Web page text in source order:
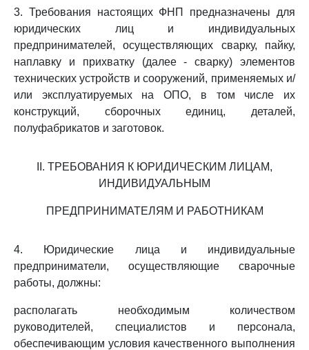
3. Требования настоящих ФНП предназначены для
юридических лиц и индивидуальных
предпринимателей, осуществляющих сварку, пайку,
наплавку и прихватку (далее - сварку) элементов
технических устройств и сооружений, применяемых и/
или эксплуатируемых на ОПО, в том числе их
конструкций, сборочных единиц, деталей,
полуфабрикатов и заготовок.
II. ТРЕБОВАНИЯ К ЮРИДИЧЕСКИМ ЛИЦАМ,
ИНДИВИДУАЛЬНЫМ
ПРЕДПРИНИМАТЕЛЯМ И РАБОТНИКАМ
4. Юридические лица и индивидуальные
предприниматели, осуществляющие сварочные
работы, должны:
располагать необходимым количеством
руководителей, специалистов и персонала,
обеспечивающим условия качественного выполнения